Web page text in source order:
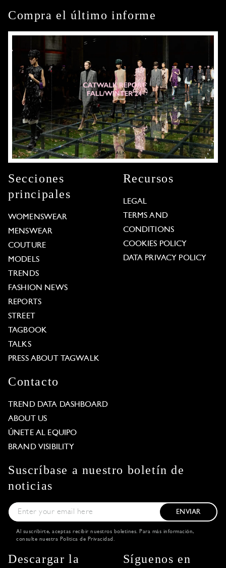
Compra el último informe
Secciones
principales
WOMENSWEAR
MENSWEAR
COUTURE
MODELS
TRENDS
FASHION NEWS
REPORTS
STREET
TAGBOOK
TALKS
PRESS ABOUT TAGWALK
Recursos
LEGAL
TERMS AND
CONDITIONS
COOKIES POLICY
DATA PRIVACY POLICY
Contacto
TREND DATA DASHBOARD
ABOUT US
ÚNETE AL EQUIPO
BRAND VISIBILITY
Suscríbase a nuestro boletín de
noticias
ENVIAR
Al suscribirte, aceptas recibir nuestros boletines. Para más información,
consulte nuestra Política de Privacidad .
Descargar la
Síguenos en